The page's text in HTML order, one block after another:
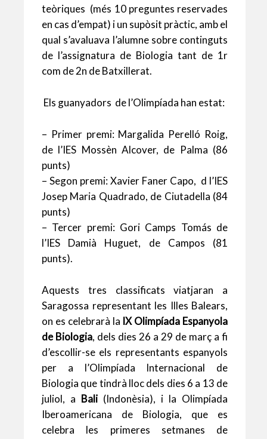
teòriques (més 10 preguntes reservades
en cas d’empat) i un supòsit pràctic, amb el
qual s’avaluava l’alumne sobre continguts
de l’assignatura de Biologia tant de 1r
com de 2n de Batxillerat.
Els guanyadors de l’Olimpíada han estat:
– Primer premi: Margalida Perelló Roig,
de l’IES Mossèn Alcover, de Palma (86
punts)
– Segon premi: Xavier Faner Capo, d l’IES
Josep Maria Quadrado, de Ciutadella (84
punts)
– Tercer premi: Gori Camps Tomás de
l’IES Damià Huguet, de Campos (81
punts).
Aquests tres classificats viatjaran a
Saragossa representant les Illes Balears,
on es celebrarà la IX Olimpíada Espanyola
de Biologia, dels dies 26 a 29 de març a fi
d’escollir-se els representants espanyols
per a l’Olimpíada Internacional de
Biologia que tindrà lloc dels dies 6 a 13 de
juliol, a Bali (Indonèsia), i la Olimpíada
Iberoamericana de Biologia, que es
celebra les primeres setmanes de